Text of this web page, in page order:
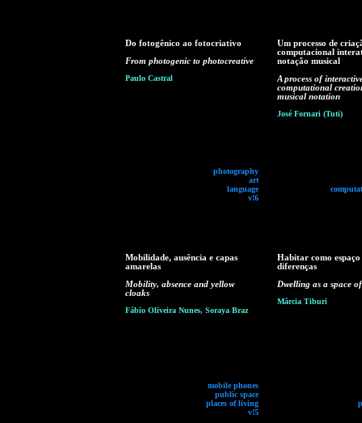
Do fotogênico ao fotocriativo
From photogenic to photocreative
Paulo Castral
photography
art
language
v!6
Um processo de
computacional
notação musical
A process of
computational
musical notation
José Fornari (Tuti)
Mobilidade, ausência e capas
amarelas
Mobility, absence and yellow
cloaks
Fábio Oliveira Nunes, Soraya Braz
mobile phones
public space
places of living
v!5
Habitar como espaço
diferenças
Dwelling as a space
Márcia Tiburi